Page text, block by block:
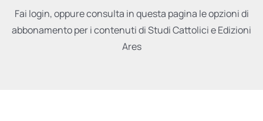
RECENSIONI
Fai login, oppure consulta in questa pagina le opzioni di
abbonamento per i contenuti di Studi Cattolici e Edizioni
Ares